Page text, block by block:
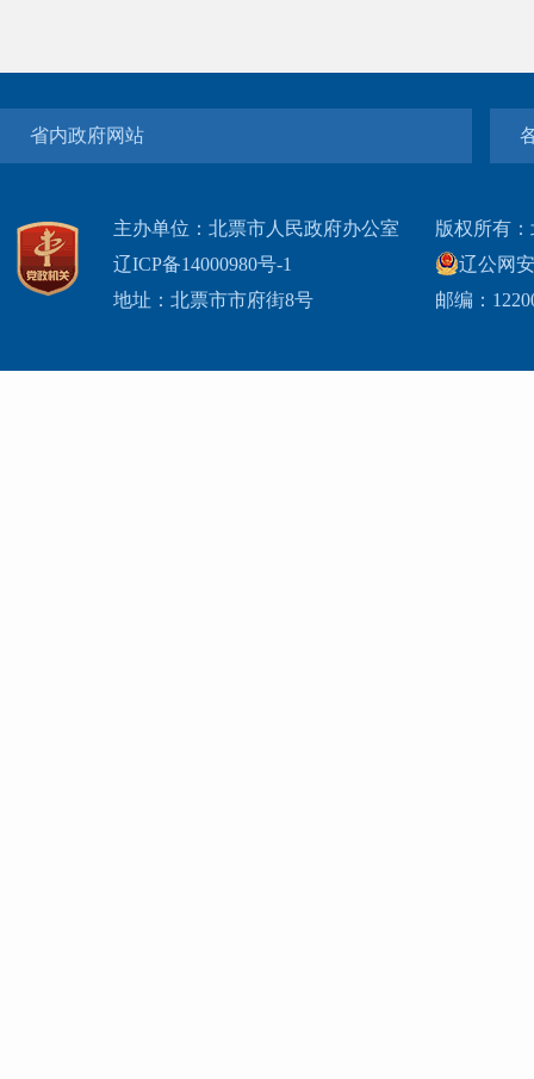
省内政府网站
主办单位：北票市人民政府办公室
辽ICP备14000980号-1
地址：北票市市府街8号
版权所有
辽公网
邮编：